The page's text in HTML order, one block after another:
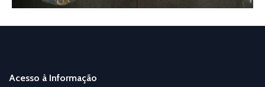
Acesso à Informação